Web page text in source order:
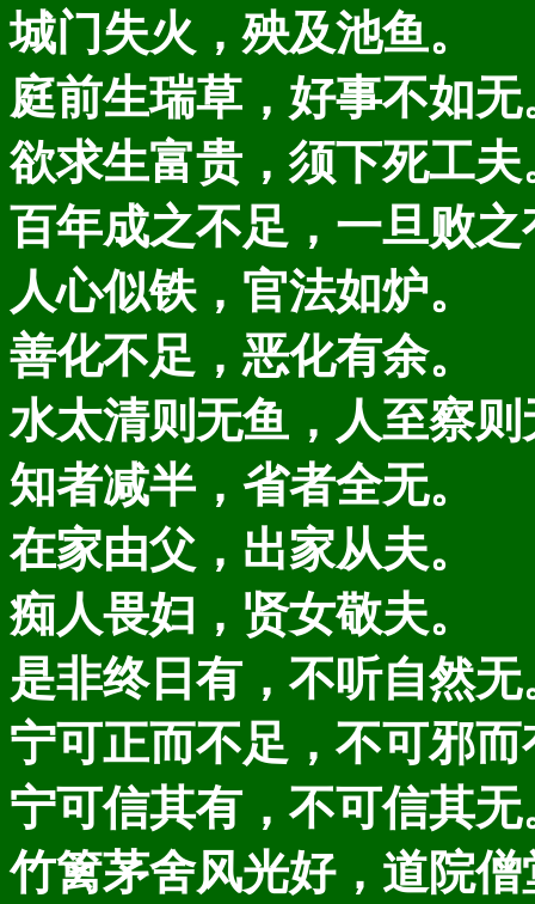
城门失火，殃及池鱼。
庭前生瑞草，好事不如无
欲求生富贵，须下死工夫
百年成之不足，一旦败之
人心似铁，官法如炉。
善化不足，恶化有余。
水太清则无鱼，人至察则
知者减半，省者全无。
在家由父，出家从夫。
痴人畏妇，贤女敬夫。
是非终日有，不听自然无
宁可正而不足，不可邪而
宁可信其有，不可信其无
竹篱茅舍风光好，道院